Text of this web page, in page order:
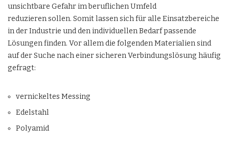
unsichtbare Gefahr im beruflichen Umfeld
reduzierensollen. Somit lassen sich für alle Einsatzbereiche
in der Industrie und den individuellen Bedarf passende
Lösungen finden. Vor allem die folgenden Materialien sind
auf der Suche nach einer sicheren Verbindungslösung häufig
gefragt:
vernickeltes Messing
Edelstahl
Polyamid